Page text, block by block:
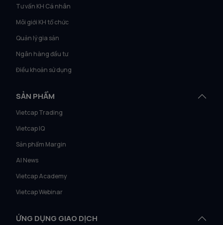
Tư vấn KH Cá nhân
Môi giới KH tổ chức
Quản lý gia sản
Ngân hàng đầu tư
Điều khoản sử dụng
SẢN PHẨM
Vietcap Trading
Vietcap IQ
Sản phẩm Margin
AI News
Vietcap Academy
Vietcap Webinar
ỨNG DỤNG GIAO DỊCH